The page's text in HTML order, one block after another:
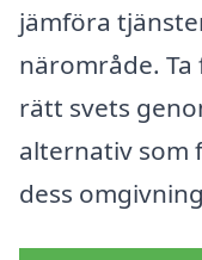
jämföra
närområde.
rätt svets
alternativ som
dess